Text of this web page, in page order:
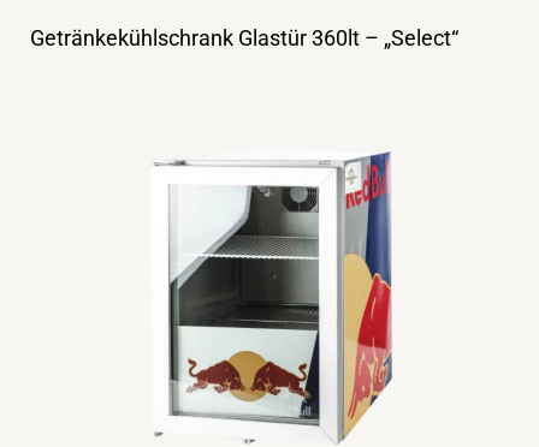
Getränkekühlschrank Glastür 360lt – „Select“